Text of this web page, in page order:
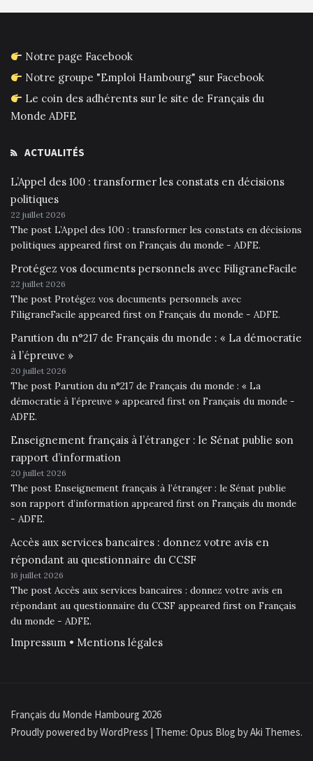
Notre page Facebook
Notre groupe "Emploi Hambourg" sur Facebook
Le coin des adhérents sur le site de Français du
Monde ADFE
ACTUALITÉS
L’Appel des 100 : transformer les constats en décisions
politiques
22 juillet 2026
The post L’Appel des 100 : transformer les constats en décisions
politiques appeared first on Français du monde - ADFE.
Protégez vos documents personnels avec FiligraneFacile
22 juillet 2026
The post Protégez vos documents personnels avec
FiligraneFacile appeared first on Français du monde - ADFE.
Parution du n°217 de Français du monde : « La démocratie
à l’épreuve »
20 juillet 2026
The post Parution du n°217 de Français du monde : « La
démocratie à l’épreuve » appeared first on Français du monde -
ADFE.
Enseignement français à l’étranger : le Sénat publie son
rapport d’information
20 juillet 2026
The post Enseignement français à l’étranger : le Sénat publie
son rapport d’information appeared first on Français du monde
- ADFE.
Accès aux services bancaires : donnez votre avis en
répondant au questionnaire du CCSF
16 juillet 2026
The post Accès aux services bancaires : donnez votre avis en
répondant au questionnaire du CCSF appeared first on Français
du monde - ADFE.
Impressum • Mentions légales
Français du Monde Hambourg 2026
Proudly powered by WordPress | Theme: Opus Blog byAki Themes.